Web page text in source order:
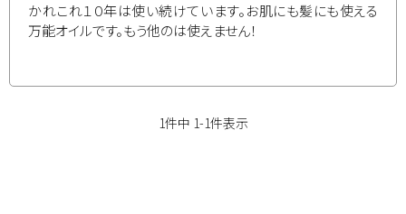
かれこれ１０年は使い続けています。お肌にも髪にも使える
万能オイルです。もう他のは使えません！
1件中 1-1件表示